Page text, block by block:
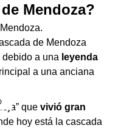
Mendoza?
de Mendoza
a una leyenda
a una anciana
que vivió gran
hoy está la cascada